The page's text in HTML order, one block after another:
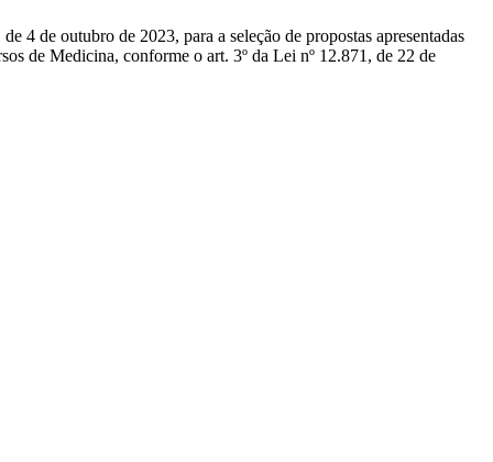
4 de outubro de 2023, para a seleção de propostas apresentadas
de Medicina, conforme o art. 3º da Lei nº 12.871, de 22 de